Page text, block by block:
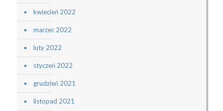
kwiecień 2022
marzec 2022
luty 2022
styczeń 2022
grudzień 2021
listopad 2021